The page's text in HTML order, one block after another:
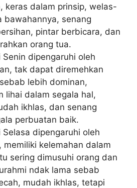
keras dalam prinsip, welas-
bawahannya, senang
pintar berbicara, dan
orang tua.
Senin dipengaruhi oleh
tak dapat diremehkan
lebih dominan,
lihai dalam segala hal,
ikhlas, dan senang
perbuatan baik.
Selasa dipengaruhi oleh
memiliki kelemahan dalam
sering dimusuhi orang dan
ndak lama sebab
mudah ikhlas, tetapi